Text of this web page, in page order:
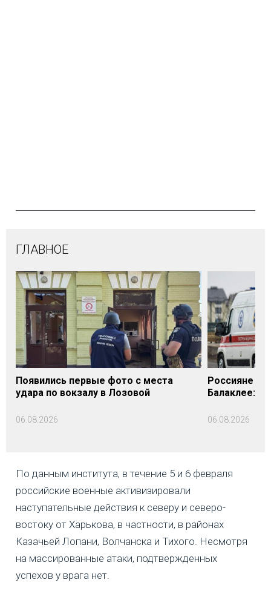
ГЛАВНОЕ
Появились первые фото с места
удара по вокзалу в Лозовой
06.08.2026
Россияне
Балаклее:
06.08.2026
По данным института, в течение 5 и 6 февраля
российские военные активизировали
наступательные действия к северу и северо-
востоку от Харькова, в частности, в районах
Казачьей Лопани, Волчанска и Тихого. Несмотря
на массированные атаки, подтвержденных
успехов у врага нет.